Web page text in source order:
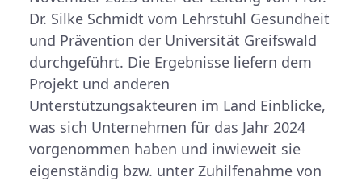
Dr. Silke Schmidt vom Lehrstuhl Gesundheit
und Prävention der Universität Greifswald
durchgeführt. Die Ergebnisse liefern dem
Projekt und anderen
Unterstützungsakteuren im Land Einblicke,
was sich Unternehmen für das Jahr 2024
vorgenommen haben und inwieweit sie
eigenständig bzw. unter Zuhilfenahme von